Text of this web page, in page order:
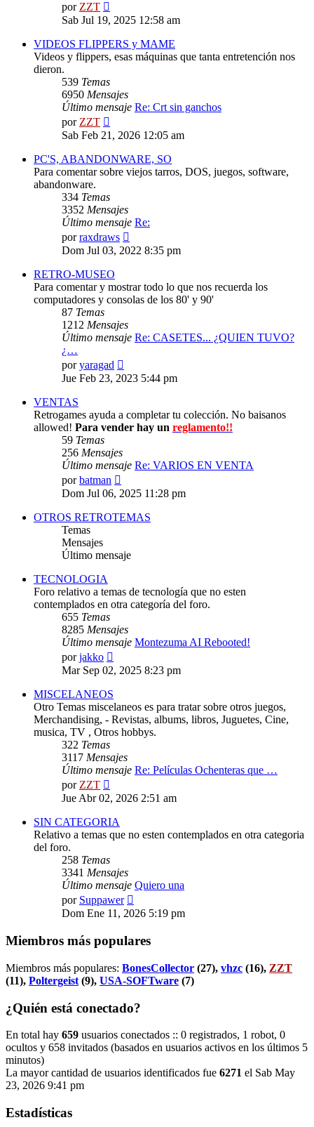
porZZT
último
Sab Jul 19, 2025 12:58 am
VIDEOS FLIPPERS y MAME
Videos y flippers, esas máquinas que tanta entretención nos
dieron.
539 Temas
6950 Mensajes
Último mensaje Re: Crt sin ganchos
porZZT
último
Sab Feb 21, 2026 12:05 am
PC'S, ABANDONWARE, SO
Para comentar sobre viejos tarros, DOS, juegos, software,
abandonware.
334 Temas
3352 Mensajes
Último mensaje Re:
porraxdraws
último
Dom Jul 03, 2022 8:35 pm
RETRO-MUSEO
Para comentar y mostrar todo lo que nos recuerda los
computadores y consolas de los 80' y 90'
87 Temas
1212 Mensajes
Último mensaje Re: CASETES... ¿QUIEN TUVO?
¿…
poryaragad
último
Jue Feb 23, 2023 5:44 pm
VENTAS
Retrogames ayuda a completar tu colección. No baisanos
allowed! Para vender hay un reglamento!!
59 Temas
256 Mensajes
Último mensaje Re: VARIOS EN VENTA
porbatman
último
Dom Jul 06, 2025 11:28 pm
OTROS RETROTEMAS
Temas
Mensajes
Último mensaje
TECNOLOGIA
Foro relativo a temas de tecnología que no esten
contemplados en otra categoría del foro.
655 Temas
8285 Mensajes
Último mensaje Montezuma AI Rebooted!
porjakko
último
Mar Sep 02, 2025 8:23 pm
MISCELANEOS
Otro Temas miscelaneos es para tratar sobre otros juegos,
Merchandising, - Revistas, albums, libros, Juguetes, Cine,
musica, TV , Otros hobbys.
322 Temas
3117 Mensajes
Último mensaje Re: Películas Ochenteras que …
porZZT
último
Jue Abr 02, 2026 2:51 am
SIN CATEGORIA
Relativo a temas que no esten contemplados en otra categoria
del foro.
258 Temas
3341 Mensajes
Último mensaje Quiero una
por Suppawer
último
Dom Ene 11, 2026 5:19 pm
Miembros más populares
Miembros más populares: BonesCollector (27), vhzc (16), ZZT
(11), Poltergeist (9), USA-SOFTware (7)
¿Quién está conectado?
En total hay 659 usuarios conectados :: 0 registrados, 1 robot, 0
ocultos y 658 invitados (basados en usuarios activos en los últimos 5
minutos)
La mayor cantidad de usuarios identificados fue 6271 el Sab May
23, 2026 9:41 pm
Estadísticas